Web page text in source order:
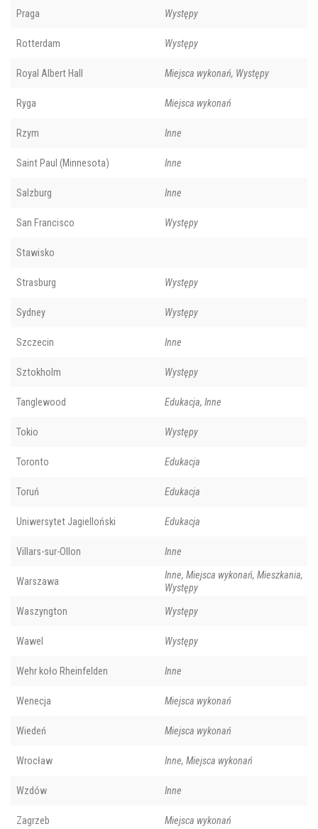
Praga Występy
Rotterdam Występy
Royal Albert Hall Miejsca wykonań, Występy
Ryga Miejsca wykonań
Rzym Inne
Saint Paul (Minnesota) Inne
Salzburg Inne
San Francisco Występy
Stawisko
Strasburg Występy
Sydney Występy
Szczecin Inne
Sztokholm Występy
Tanglewood Edukacja, Inne
Tokio Występy
Toronto Edukacja
Toruń Edukacja
Uniwersytet Jagielloński Edukacja
Villars-sur-Ollon Inne
Warszawa
Inne, Miejsca wykonań, Mieszkania,
Występy
Waszyngton Występy
Wawel Występy
Wehr koło Rheinfelden Inne
Wenecja Miejsca wykonań
Wiedeń Miejsca wykonań
Wrocław Inne, Miejsca wykonań
Wzdów Inne
Zagrzeb Miejsca wykonań